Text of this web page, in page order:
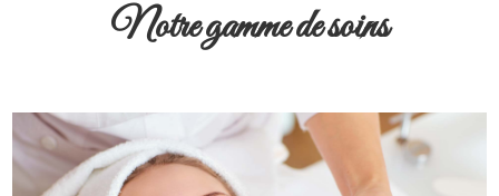
Notre gamme de soins